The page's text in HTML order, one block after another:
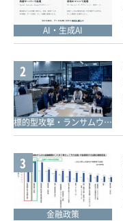
AI・生成AI
2
標的型攻撃・ランサムウェア対策
3
金融政策